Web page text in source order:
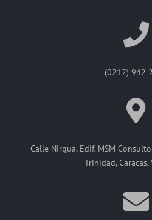
(0212) 942
Calle Nirgua, Edif. MSM
Trinidad, Caracas,